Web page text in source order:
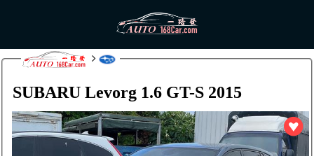
SUBARU Levorg 1.6 GT-S 2015